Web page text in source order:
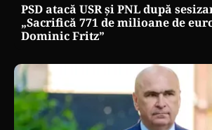
PSD atacă USR și PNL după
„Sacrifică 771 de milioane de
Dominic Fritz”